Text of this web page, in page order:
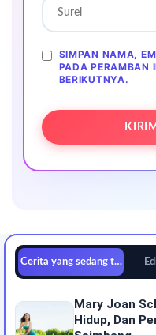
SIMPAN NAMA,
PADA PERAMBAN
BERIKUTNYA.
Cerita yang sedang tren
Mary Joan
Hidup, Dan